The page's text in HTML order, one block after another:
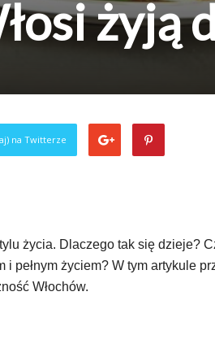
żyją
na Twitterze
życia. Dlaczego tak się dzieje?
pełnym życiem? W tym artykule
Włochów.